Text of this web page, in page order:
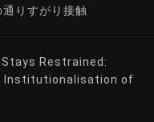
りすがり接触
Restrained:
Institutionalisation of